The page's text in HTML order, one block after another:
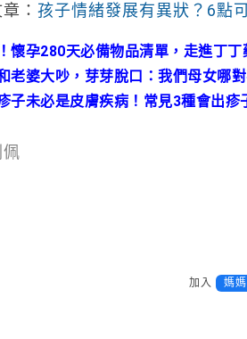
： 孩子情緒發展有異狀？6
懷孕280天必備物品清單，走進丁丁
老婆大吵，芽芽脫口：我們母女哪
子未必是皮膚疾病！常見3種會出疹
加入 媽